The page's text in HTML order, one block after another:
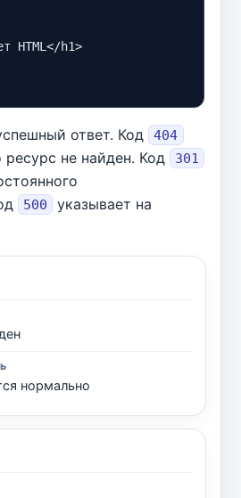
HTML</h1>
ответ. Код 404
не найден. Код 301
500
указывает на
нормально